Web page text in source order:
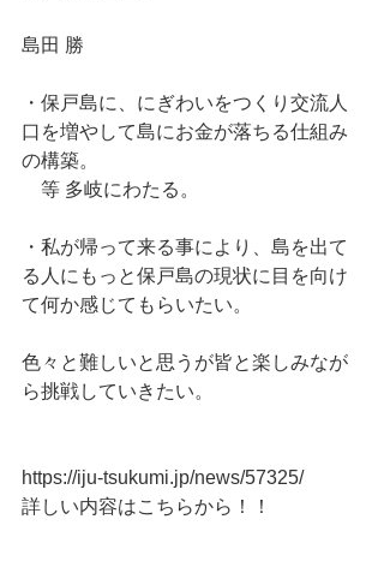
島田 勝
・保戸島に、にぎわいをつくり交流人
口を増やして島にお金が落ちる仕組み
の構築。
等 多岐にわたる。
・私が帰って来る事により、島を出て
る人にもっと保戸島の現状に目を向け
て何か感じてもらいたい。
色々と難しいと思うが皆と楽しみなが
ら挑戦していきたい。
https://iju-tsukumi.jp/news/57325/
詳しい内容はこちらから！！